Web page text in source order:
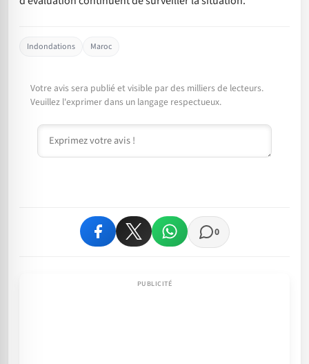
Indondations Maroc
Votre avis sera publié et visible par des milliers de lecteurs.
Veuillez l'exprimer dans un langage respectueux.
Commentaire
0